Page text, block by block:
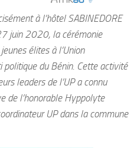
à l’hôtel SABINEDORE
juin 2020, la cérémonie
élites à l’Union
politique du Bénin. Cette activité
leaders de l’UP a connu
de l’honorable Hyppolyte
UP dans la commune